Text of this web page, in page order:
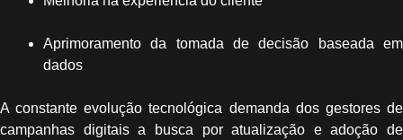
Aprimoramento da tomada de decisão baseada em
dados
A constante evolução tecnológica demanda dos gestores de
campanhas digitais a busca por atualização e adoção de